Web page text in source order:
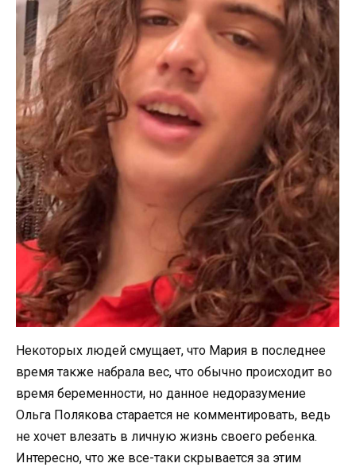
Некоторых людей смущает, что Мария в последнее
время также набрала вес, что обычно происходит во
время беременности, но данное недоразумение
Ольга Полякова старается не комментировать, ведь
не хочет влезать в личную жизнь своего ребенка.
Интересно, что же все-таки скрывается за этим